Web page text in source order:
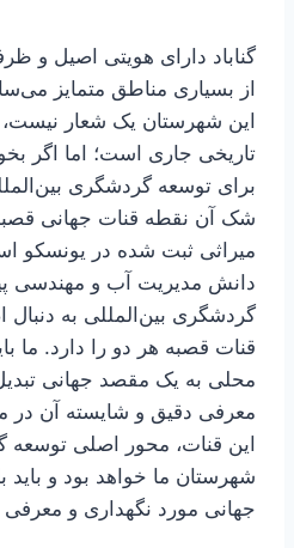
گناباد دارای هویتی اصیل و
این شهرستان یک شعار نیست،
تاریخی جاری است؛ اما اگر
برای توسعه گردشگری
شک آن نقطه قنات جهانی
میراثی ثبت ‌شده در یونسکو
دانش مدیریت آب و مهندسی
گردشگری بین‌المللی به
قنات قصبه هر دو را دارد. ما
محلی به یک مقصد جهانی
معرفی دقیق و شایسته آن در
این قنات، محور اصلی توسعه
شهرستان ما خواهد بود و باید
جهانی مورد نگهداری و معرفی